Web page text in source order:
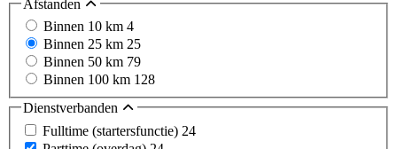
Afstanden
Binnen 10 km 4
Binnen 25 km 25
Binnen 50 km 79
Binnen 100 km 128
Dienstverbanden
Fulltime (startersfunctie) 24